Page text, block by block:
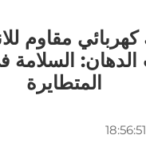
مقاوم
السلامة
المتطايرة